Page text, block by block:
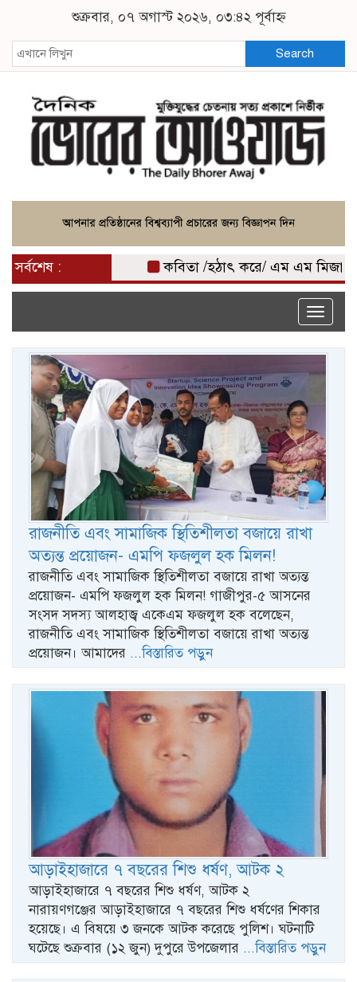
শুক্রবার, ০৭ অগাস্ট ২০২৬, ০৩:৪২ পূর্বাহ্ন
Search
সর্বশেষ : কবিতা /হঠাৎ করে/ এম এম মিজান
Toggle
রাজনীতি এবং সামাজিক স্থিতিশীলতা বজায়ে রাখা
অত্যন্ত প্রয়োজন- এমপি ফজলুল হক মিলন!
রাজনীতি এবং সামাজিক স্থিতিশীলতা বজায়ে রাখা অত্যন্ত
প্রয়োজন- এমপি ফজলুল হক মিলন! গাজীপুর-৫ আসনের
সংসদ সদস্য আলহাজ্ব একেএম ফজলুল হক বলেছেন,
রাজনীতি এবং সামাজিক স্থিতিশীলতা বজায়ে রাখা অত্যন্ত
প্রয়োজন। আমাদের ...বিস্তারিত পড়ুন
আড়াইহাজারে ৭ বছরের শিশু ধর্ষণ, আটক ২
আড়াইহাজারে ৭ বছরের শিশু ধর্ষণ, আটক ২
নারায়ণগঞ্জের আড়াইহাজারে ৭ বছরের শিশু ধর্ষণের শিকার
হয়েছে। এ বিষয়ে ৩ জনকে আটক করেছে পুলিশ। ঘটনাটি
ঘটেছে শুক্রবার (১২ জুন) দুপুরে উপজেলার ...বিস্তারিত পড়ুন